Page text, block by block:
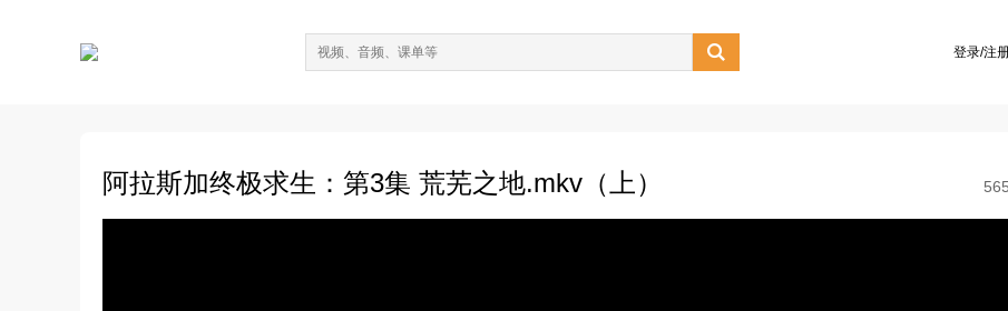
 登录/注
阿拉斯加终极求生：第3集 荒芜之地.mkv（上）